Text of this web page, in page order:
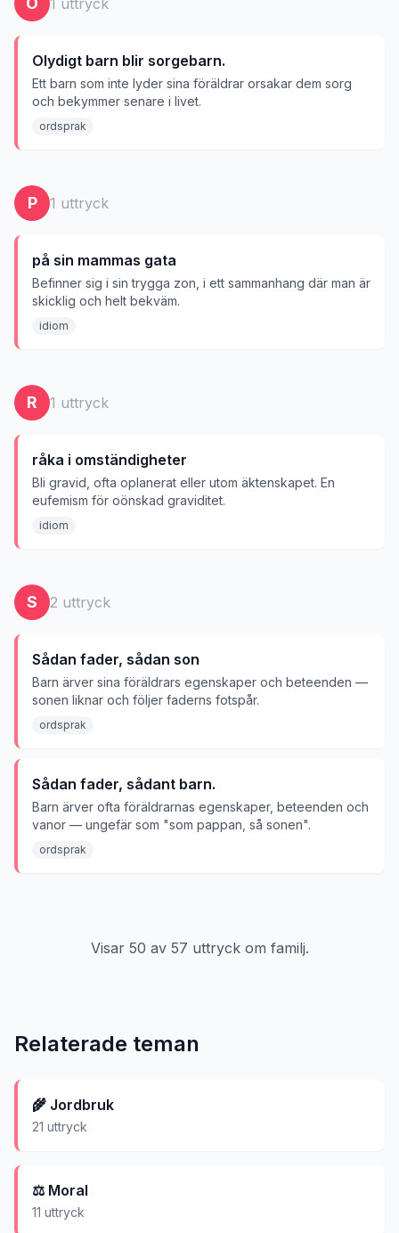
1 uttryck
Olydigt barn blir sorgebarn.
Ett barn som inte lyder sina föräldrar orsakar dem sorg
och bekymmer senare i livet.
ordsprak
P 1 uttryck
på sin mammas gata
Befinner sig i sin trygga zon, i ett sammanhang där man är
skicklig och helt bekväm.
idiom
R 1 uttryck
råka i omständigheter
Bli gravid, ofta oplanerat eller utom äktenskapet. En
eufemism för oönskad graviditet.
idiom
S 2 uttryck
Sådan fader, sådan son
Barn ärver sina föräldrars egenskaper och beteenden —
sonen liknar och följer faderns fotspår.
ordsprak
Sådan fader, sådant barn.
Barn ärver ofta föräldrarnas egenskaper, beteenden och
vanor — ungefär som "som pappan, så sonen".
ordsprak
Visar 50 av 57 uttryck om familj.
Relaterade teman
🌾 Jordbruk
21 uttryck
⚖️ Moral
11 uttryck